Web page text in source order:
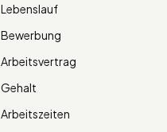
Lebenslauf
Bewerbung
Arbeitsvertrag
Gehalt
Arbeitszeiten